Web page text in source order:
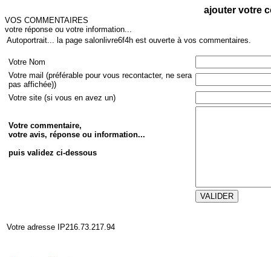
ajouter votre
VOS COMMENTAIRES
votre réponse ou votre information...
Autoportrait... la page salonlivre6f4h est ouverte à vos commentaires.
Votre Nom
Votre mail (préférable pour vous recontacter, ne sera
pas affichée))
Votre site (si vous en avez un)
Votre commentaire,
votre avis, réponse ou information...
puis validez ci-dessous
Votre adresse IP216.73.217.94